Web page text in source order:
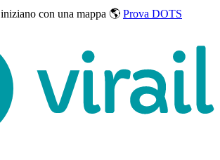
iniziano con una mappa 🌎 Prova DOTS